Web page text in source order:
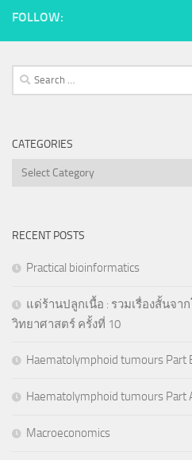
FOLLOW:
Search
for:
CATEGORIES
Categories
RECENT POSTS
Practical bioinformatics
แด่ร้านปลูกเนื้อ : รวมเรื่องสั้นจา
วิทยาศาสตร์ ครั้งที่ 10
Haematolymphoid tumours Part
Haematolymphoid tumours Part
Macroeconomics